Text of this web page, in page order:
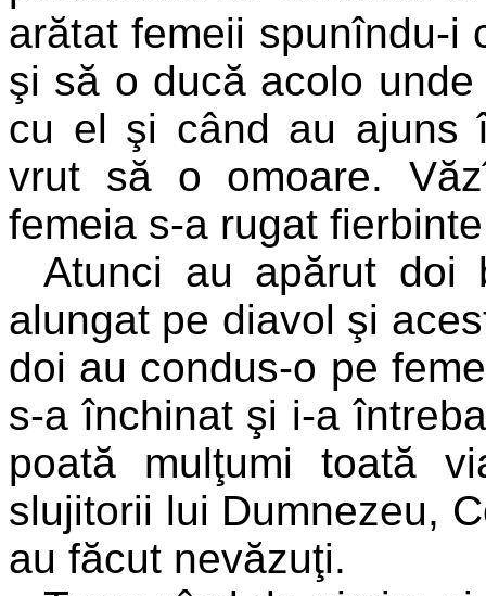
arătat femeii spunîndu-i
şi să o ducă acolo
cu el şi când au ajuns
vrut să o omoare.
femeia s-a rugat
Atunci au apărut doi
alungat pe diavol şi
doi au condus-o pe
s-a închinat şi i-a
poată mulţumi toată
slujitorii lui Dumnezeu,
au făcut nevăzuţi.